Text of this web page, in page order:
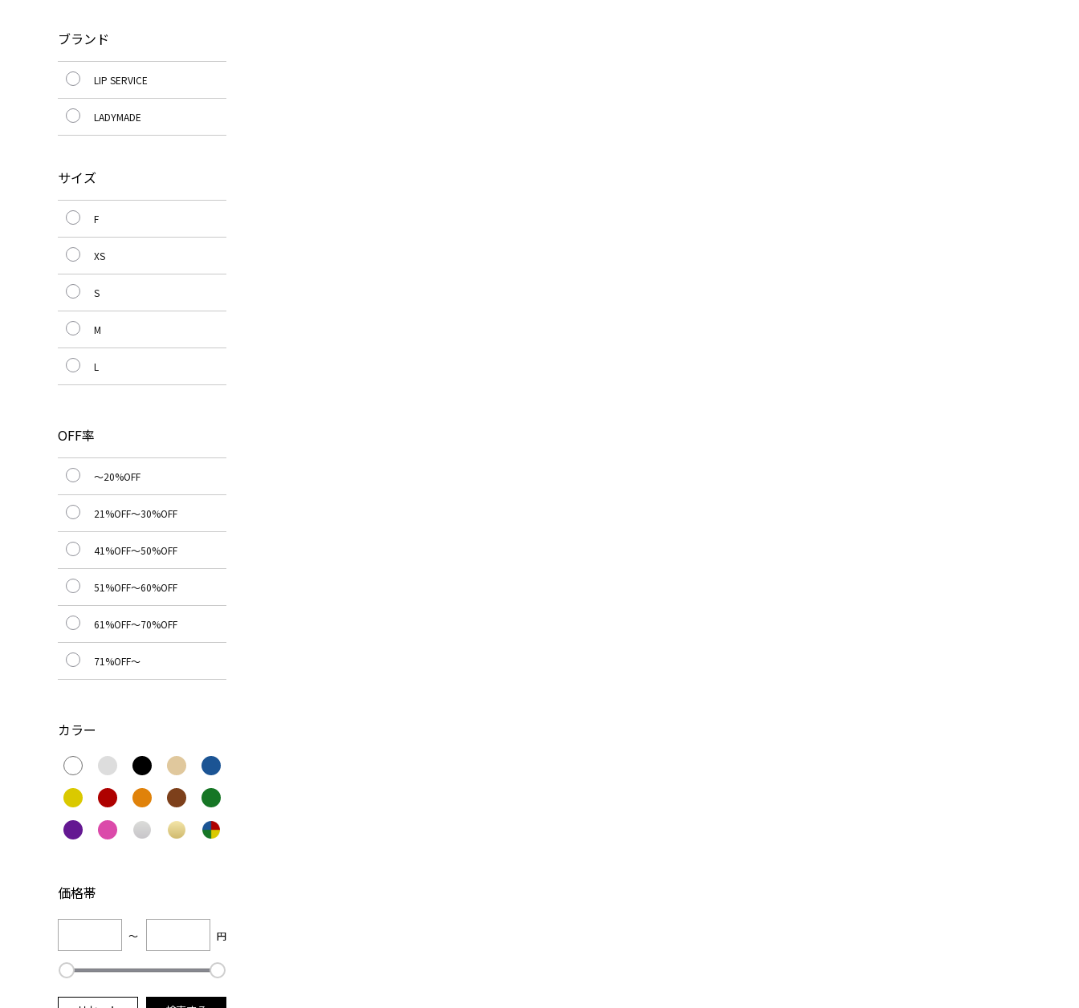
ブランド
LIP SERVICE
LADYMADE
サイズ
F
XS
S
M
L
OFF率
～20%OFF
21%OFF～30%OFF
41%OFF～50%OFF
51%OFF～60%OFF
61%OFF～70%OFF
71%OFF～
カラー
価格帯
～ 円